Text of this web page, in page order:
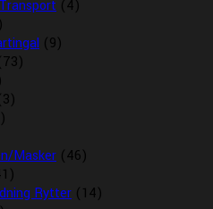
(4)
(9)
Masker (46)
Rytter (14)